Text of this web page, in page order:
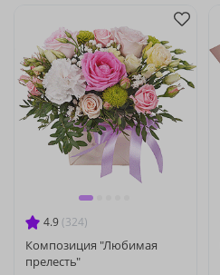
4.9 (324)
Композиция "Любимая
прелесть"